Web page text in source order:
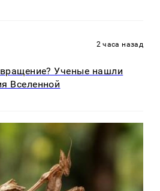
2 часа назад
Ученые нашли
Вселенной